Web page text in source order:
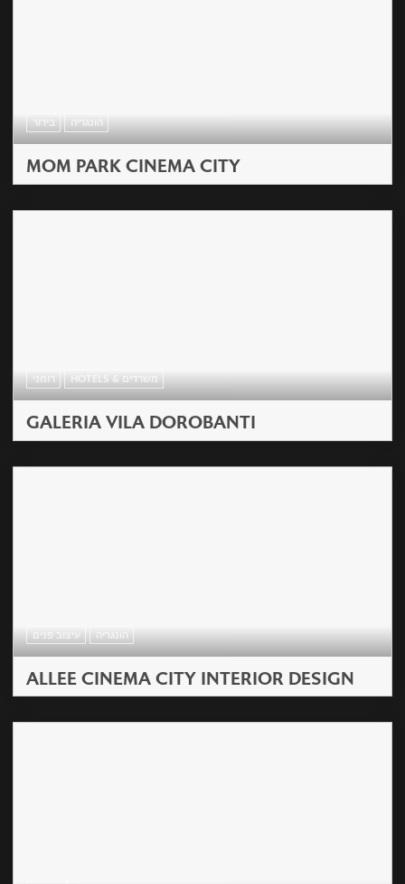
הונגריה בידור
MOM PARK CINEMA CITY
רומני HOTELS & משרדים
GALERIA VILA DOROBANTI
הונגריה עיצוב פנים
ALLEE CINEMA CITY INTERIOR DESIGN